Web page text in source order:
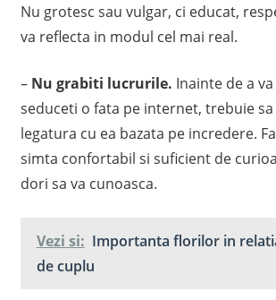
Nu grotesc sau vulgar, ci educat,
va reflecta in modul cel mai real.
– Nu grabiti lucrurile. Inainte de a
seduceti o fata pe internet, trebuie
legatura cu ea bazata pe incredere.
simta confortabil si suficient de
dori sa va cunoasca.
Vezi si: Importanta florilor in
de cuplu